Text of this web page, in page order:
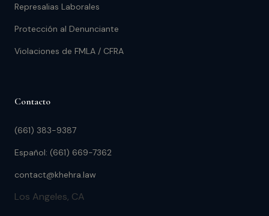
Represalias Laborales
Protección al Denunciante
Violaciones de FMLA / CFRA
Contacto
(661) 383-9387
Español: (661) 669-7362
contact@khehra.law
Los Angeles, CA